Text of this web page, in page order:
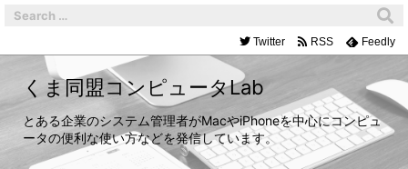
くま同盟コンピュータLab
とある企業のシステム管理者がMacやiPhoneを中心にコンピュ
ータの便利な使い方などを発信しています。
Twitter RSS Feedly